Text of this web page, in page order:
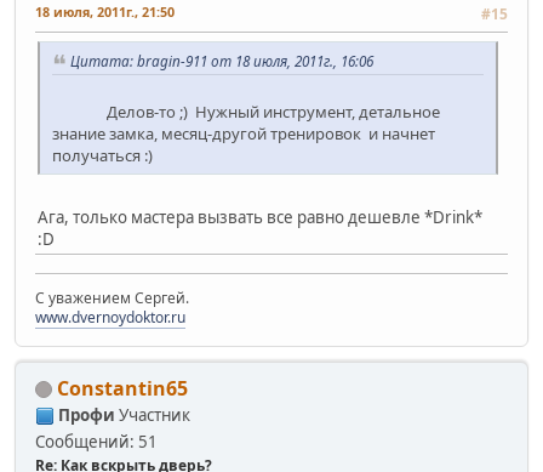
18 июля, 2011г., 21:50 #15
Цитата: bragin-911 от 18 июля, 2011г., 16:06
Делов-то ;) Нужный инструмент, детальное
знание замка, месяц-другой тренировок и начнет
получаться :)
Ага, только мастера вызвать все равно дешевле *Drink*
:D
С уважением Сергей.
www.dvernoydoktor.ru
Constantin65
Профи Участник
Сообщений: 51
Re: Как вскрыть дверь?